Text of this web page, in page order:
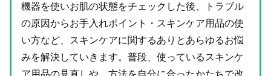
機器を使いお肌の状態をチェックした後、トラブル
の原因からお手入れポイント・スキンケア用品の使
い方など、スキンケアに関するありとあらゆるお悩
みを解決していきます。普段、使っているスキンケ
ア用品の見直しや、方法を自分に合ったかたちで改